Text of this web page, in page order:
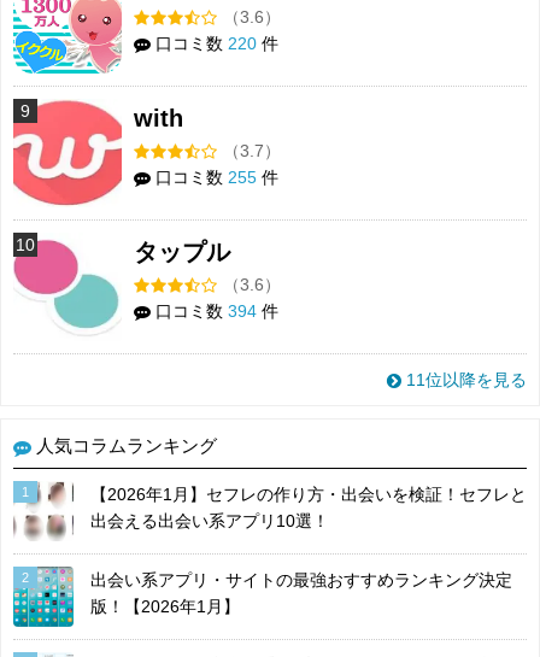
（3.6）
口コミ数 220 件
9 with
（3.7）
口コミ数 255 件
10 タップル
（3.6）
口コミ数 394 件
11位以降を見る
人気コラムランキング
1
【2026年1月】セフレの作り方・出会いを検証！セフレと
出会える出会い系アプリ10選！
2
出会い系アプリ・サイトの最強おすすめランキング決定
版！【2026年1月】